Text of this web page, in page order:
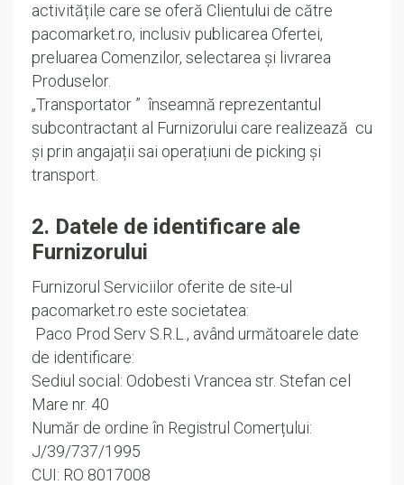
activitățile care se oferă Clientului de către
pacomarket.ro, inclusiv publicarea Ofertei,
preluarea Comenzilor, selectarea și livrarea
Produselor.
„Transportator ” înseamnă reprezentantul
subcontractant al Furnizorului care realizează cu
și prin angajații sai operațiuni de picking și
transport.
2. Datele de identificare ale
Furnizorului
Furnizorul Serviciilor oferite de site-ul
pacomarket.ro este societatea:
Paco Prod Serv S.R.L., având următoarele date
de identificare:
Sediul social: Odobesti Vrancea str. Stefan cel
Mare nr. 40
Număr de ordine în Registrul Comerțului:
J/39/737/1995
CUI: RO 8017008